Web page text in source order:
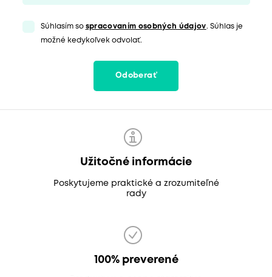
Súhlasím so spracovaním osobných údajov. Súhlas je
možné kedykoľvek odvolať.
Odoberať
Užitočné informácie
Poskytujeme praktické a zrozumiteľné
rady
100% preverené